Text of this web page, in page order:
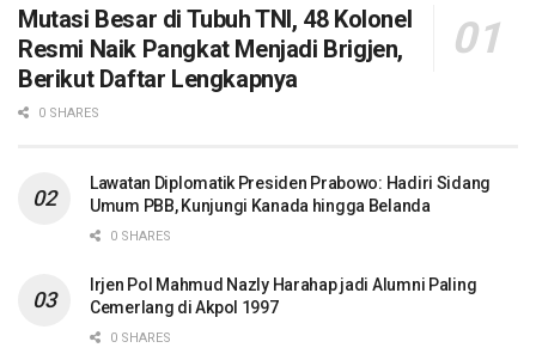
Mutasi Besar di Tubuh TNI, 48 Kolonel
Resmi Naik Pangkat Menjadi Brigjen,
Berikut Daftar Lengkapnya
0 SHARES
Lawatan Diplomatik Presiden Prabowo: Hadiri Sidang
Umum PBB, Kunjungi Kanada hingga Belanda
0 SHARES
Irjen Pol Mahmud Nazly Harahap jadi Alumni Paling
Cemerlang di Akpol 1997
0 SHARES